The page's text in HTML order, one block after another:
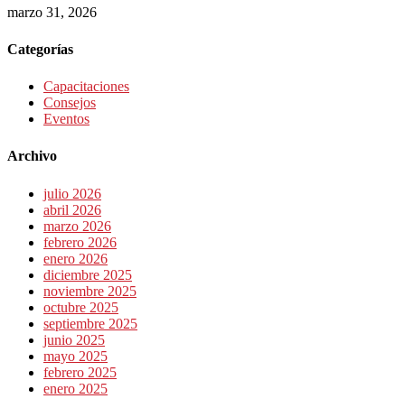
marzo 31, 2026
Categorías
Capacitaciones
Consejos
Eventos
Archivo
julio 2026
abril 2026
marzo 2026
febrero 2026
enero 2026
diciembre 2025
noviembre 2025
octubre 2025
septiembre 2025
junio 2025
mayo 2025
febrero 2025
enero 2025